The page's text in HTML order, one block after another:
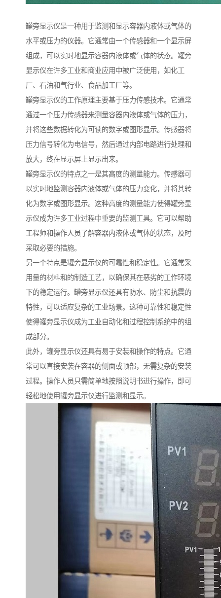
罐旁显示仪是一种用于监测和显示容器内液体或气体的
水平或压力的仪器。它通常由一个传感器和一个显示屏
组成，可以实时地显示容器内液体或气体的状态。罐旁
显示仪在许多工业和商业应用中被广泛使用，如化工
厂、石油和气行业、食品加工厂等。
罐旁显示仪的工作原理主要基于压力传感技术。它通常
通过一个压力传感器来测量容器内液体或气体的压力，
并将这些数据转化为可读的数字或图形显示。传感器将
压力信号转化为电信号，然后通过内部电路进行处理和
放大，终在显示屏上显示出来。
罐旁显示仪的特点之一是其高度的测量能力。传感器可
以实时地监测容器内液体或气体的压力变化，并将其转
化为数字或图形显示。这种高度的测量能力使得罐旁显
示仪成为许多工业过程中重要的监测工具。它可以帮助
工程师和操作人员了解容器内液体或气体的状态，及时
采取必要的措施。
另一个特点是罐旁显示仪的可靠性和稳定性。它通常采
用量的材料和的制造工艺，以确保其在恶劣的工作环境
下的稳定运行。罐旁显示仪还具有防水、防尘和抗震的
特性，可以适应复杂的工业场景。这种可靠性和稳定性
使得罐旁显示仪成为工业自动化和过程控制系统中的组
成部分。
此外，罐旁显示仪还具有易于安装和操作的特点。它通
常可以直接安装在容器的侧面或顶部，无需复杂的安装
过程。操作人员只需简单地按照说明书进行操作，即可
轻松地使用罐旁显示仪进行监测和显示。